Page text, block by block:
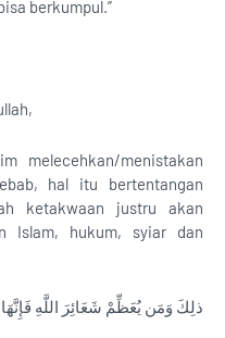
berkumpul.”
melecehkan/menistakan
hal itu bertentangan
ketakwaan justru akan
Islam, hukum, syiar dan
ذلِكَ وَمَن يُعَظِّمْ شَعَائِرَ اللَّهِ